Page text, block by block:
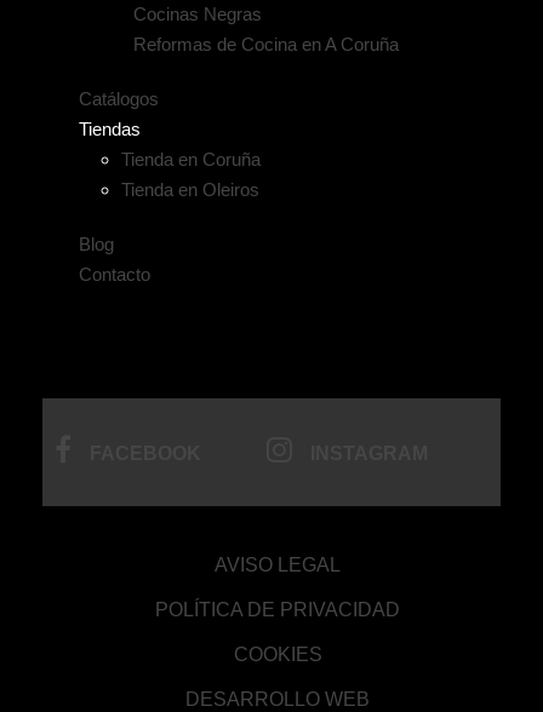
Cocinas Negras
Reformas de Cocina en A Coruña
Catálogos
Tiendas
Tienda en Coruña
Tienda en Oleiros
Blog
Contacto
AVISO LEGAL
POLÍTICA DE PRIVACIDAD
COOKIES
DESARROLLO WEB